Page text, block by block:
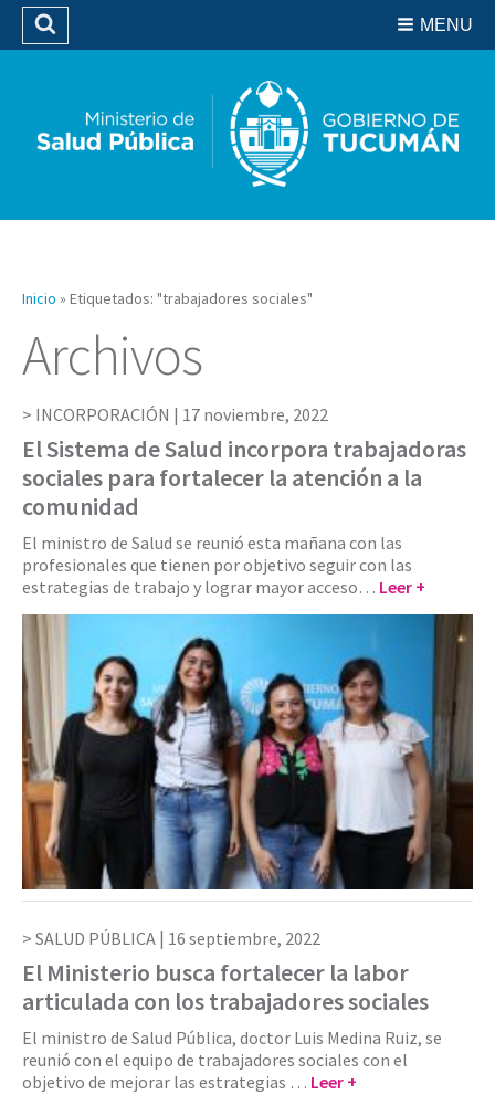
Biblioteca
MENU
Buscar
Inicio » Etiquetados: "trabajadores sociales"
Archivos
INCORPORACIÓN | 17 noviembre, 2022
El Sistema de Salud incorpora trabajadoras
sociales para fortalecer la atención a la
comunidad
El ministro de Salud se reunió esta mañana con las
profesionales que tienen por objetivo seguir con las
estrategias de trabajo y lograr mayor acceso… Leer +
SALUD PÚBLICA | 16 septiembre, 2022
El Ministerio busca fortalecer la labor
articulada con los trabajadores sociales
El ministro de Salud Pública, doctor Luis Medina Ruiz, se
reunió con el equipo de trabajadores sociales con el
objetivo de mejorar las estrategias … Leer +